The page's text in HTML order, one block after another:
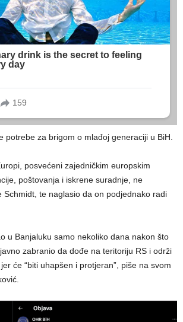
potrebe za brigom o mlađoj generaciji u BiH.
posvećeni zajedničkim europskim
poštovanja i iskrene suradnje, ne
Schmidt, te naglasio da on podjednako radi
u Banjaluku samo nekoliko dana nakon što
zabranio da dođe na teritoriju RS i održi
će “biti uhapšen i protjeran”, piše na svom